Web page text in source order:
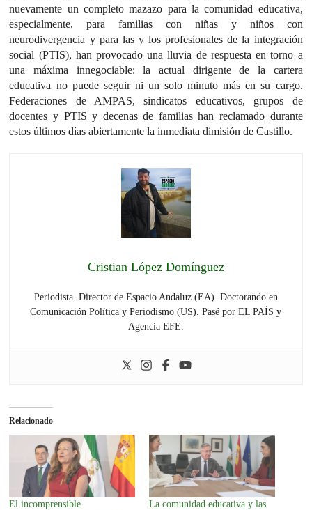
nuevamente un completo mazazo para la comunidad educativa,
especialmente, para familias con niñas y niños con
neurodivergencia y para las y los profesionales de la integración
social (PTIS), han provocado una lluvia de respuesta en torno a
una máxima innegociable: la actual dirigente de la cartera
educativa no puede seguir ni un solo minuto más en su cargo.
Federaciones de AMPAS, sindicatos educativos, grupos de
docentes y PTIS y decenas de familias han reclamado durante
estos últimos días abiertamente la inmediata dimisión de Castillo.
Cristian López Domínguez
Periodista. Director de Espacio Andaluz (EA). Doctorando en
Comunicación Política y Periodismo (US). Pasé por EL PAÍS y
Agencia EFE.
Relacionado
El incomprensible
La comunidad educativa y las